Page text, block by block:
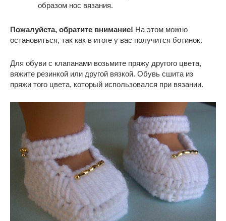
образом нос вязания.
Пожалуйста, обратите внимание! На этом можно
остановиться, так как в итоге у вас получится ботинок.
Для обуви с клапанами возьмите пряжу другого цвета,
вяжите резинкой или другой вязкой. Обувь сшита из
пряжи того цвета, который использовался при вязании.